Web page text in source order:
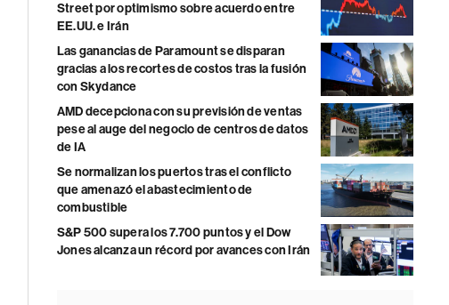
Street por optimismo sobre acuerdo entre
EE.UU. e Irán
Las ganancias de Paramount se disparan
gracias a los recortes de costos tras la fusión
con Skydance
AMD decepciona con su previsión de ventas
pese al auge del negocio de centros de datos
de IA
Se normalizan los puertos tras el conflicto
que amenazó el abastecimiento de
combustible
S&P 500 supera los 7.700 puntos y el Dow
Jones alcanza un récord por avances con Irán